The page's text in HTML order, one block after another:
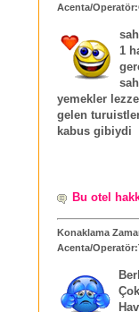
Acenta/
1
yemekler
gelen
kabus gibiydi
Bu otel
Konaklama
Acenta/